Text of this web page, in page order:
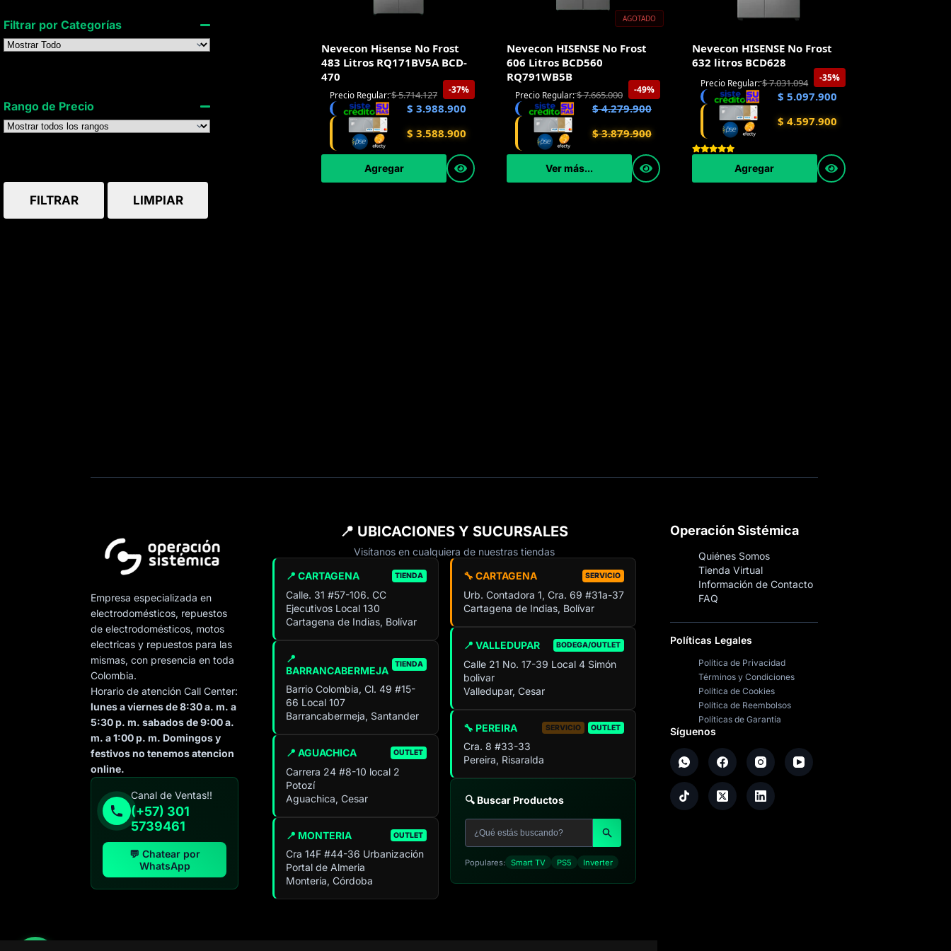
Nevecon Hisense No Frost
483 Litros RQ171BV5A BCD-
470
-37%
Precio Regular:$5.714.127
$ 3.988.900
$ 3.588.900
Agregar
AGOTADO
Nevecon HISENSE No Frost
606 Litros BCD560
RQ791WB5B
-49%
Precio Regular:$7.665.000
$4.279.900
$3.879.900
Ver más...
Nevecon HISENSE No Frost
632 litros BCD628
-35%
Precio Regular:$7.031.094
$ 5.097.900
$ 4.597.900
Agregar
Filtrar por Categorías
Rango de Precio
FILTRAR LIMPIAR
Empresa especializada en
electrodomésticos, repuestos
de electrodomésticos, motos
electricas y repuestos para las
mismas, con presencia en toda
Colombia.
Horario de atención Call Center:
lunes a viernes de 8:30 a. m. a
5:30 p. m. sabados de 9:00 a.
m. a 1:00 p. m. Domingos y
festivos no tenemos atencion
online.
Canal de Ventas!!
(+57) 301
5739461
💬 Chatear por
WhatsApp
📍 UBICACIONES Y SUCURSALES
Visítanos en cualquiera de nuestras tiendas
📍 CARTAGENA TIENDA
Calle. 31 #57-106. CC
Ejecutivos Local 130
Cartagena de Indias, Bolívar
📍
BARRANCABERMEJA
TIENDA
Barrio Colombia, Cl. 49 #15-
66 Local 107
Barrancabermeja, Santander
📍 AGUACHICA OUTLET
Carrera 24 #8-10 local 2
Potozí
Aguachica, Cesar
📍 MONTERIA OUTLET
Cra 14F #44-36 Urbanización
Portal de Almeria
Montería, Córdoba
🔧 CARTAGENA SERVICIO
Urb. Contadora 1, Cra. 69 #31a-37
Cartagena de Indias, Bolívar
📍 VALLEDUPAR BODEGA/OUTLET
Calle 21 No. 17-39 Local 4 Simón
bolivar
Valledupar, Cesar
🔧 PEREIRA SERVICIO OUTLET
Cra. 8 #33-33
Pereira, Risaralda
🔍 Buscar Productos
Populares: Smart TV PS5 Inverter
Operación Sistémica
Quiénes Somos
Tienda Virtual
Información de Contacto
FAQ
Políticas Legales
Política de Privacidad
Términos y Condiciones
Política de Cookies
Política de Reembolsos
Políticas de Garantía
Síguenos
Especialista de operación
sistémica